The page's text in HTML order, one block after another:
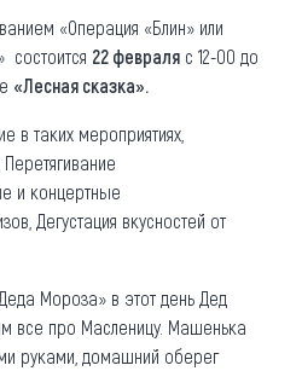
«Операция «Блин» или
состоится 22 февраля с 12-00 до
«Лесная сказка».
в таких мероприятиях,
и концертные
Дегустация вкусностей от
Мороза» в этот день Дед
все про Масленицу. Машенька
руками, домашний оберег